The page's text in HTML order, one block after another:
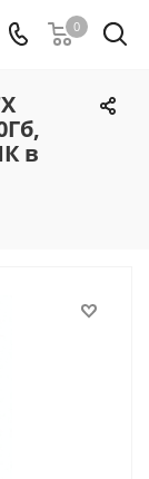
0
в